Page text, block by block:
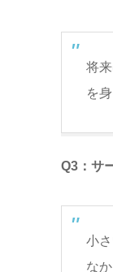
将
を
Q3：サ
小
な